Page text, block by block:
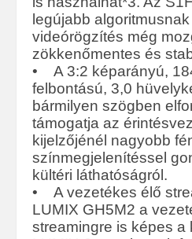
legújabb
videórögzítés még
zökkenőmentes és
• A 3:2 képarányú,
felbontású, 3,0
bármilyen szögben
támogatja az
kijelzőjénél nagyobb
színmegjelenítéssel
kültéri láthatóságról.
• A vezetékes élő
LUMIX GH5M2 a
streamingre is képes a